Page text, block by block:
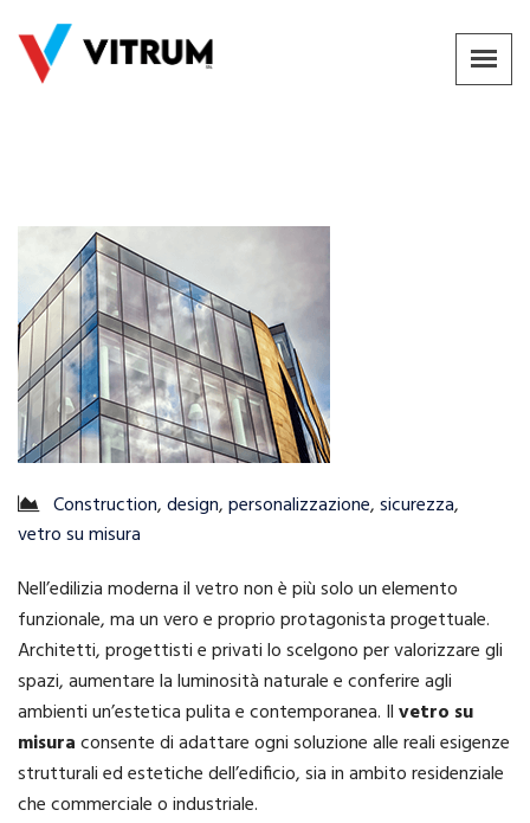
Construction,design,personalizzazione,sicurezza,
vetro su misura
Nell’edilizia moderna il vetro non è più solo un elemento
funzionale, ma un vero e proprio protagonista progettuale.
Architetti, progettisti e privati lo scelgono per valorizzare gli
spazi, aumentare la luminosità naturale e conferire agli
ambienti un’estetica pulita e contemporanea. Ilvetro su
misuraconsente di adattare ogni soluzione alle reali esigenze
strutturali ed estetiche dell’edificio, sia in ambito residenziale
che commerciale o industriale.